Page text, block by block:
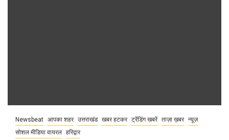
Newsbeat आपका शहर उत्तराखंड खबर हटकर ट्रेंडिंग खबरें ताज़ा ख़बर न्यूज़
सोशल मीडिया वायरल हरिद्वार